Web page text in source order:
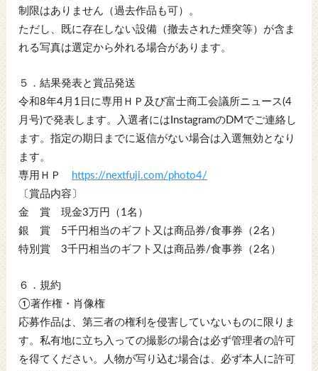
制限はありません（過去作品も可）。
ただし、既に存在しない設備（撤去された煙突等）が含ま
れる写真は選定から外れる場合があります。
５．結果発表と賞品発送
令和8年4月1日に専用ＨＰ及び富士商工会議所ニュース(4
月号)で発表します。入選者にはInstagramのDMでご連絡し
ます。指定の期日までに返信がない場合は入選無効となり
ます。
専用ＨＰ
https://nextfuji.com/photo4/
〔賞品内容〕
金 賞 現金3万円（1名）
銀 賞 5千円相当のギフト又は商品券/食事券（2名）
特別賞 3千円相当のギフト又は商品券/食事券（2名）
６．規約
①著作権・肖像権
応募作品は、第三者の権利を侵害していないものに限りま
す。私有地に立ち入っての撮影の場合は必ず管理者の許可
を得てください。人物が写り込む場合は、必ず本人に許可